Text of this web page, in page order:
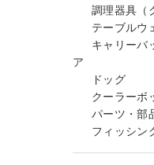
調理器具（
テーブルウ
キャリーバ
ア
ドッグ
クーラーボ
パーツ・部
フィッシン